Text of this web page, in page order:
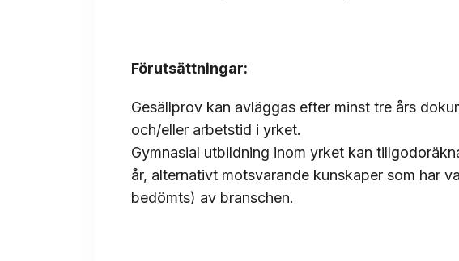
Förutsättningar:
Gesällprov kan avläggas efter minst tre års
och/eller arbetstid i yrket.
Gymnasial utbildning inom yrket kan
år, alternativt motsvarande kunskaper som har
bedömts) av branschen.